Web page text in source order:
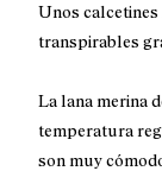
Unos
transpirables
La lana merina
temperatura
son muy